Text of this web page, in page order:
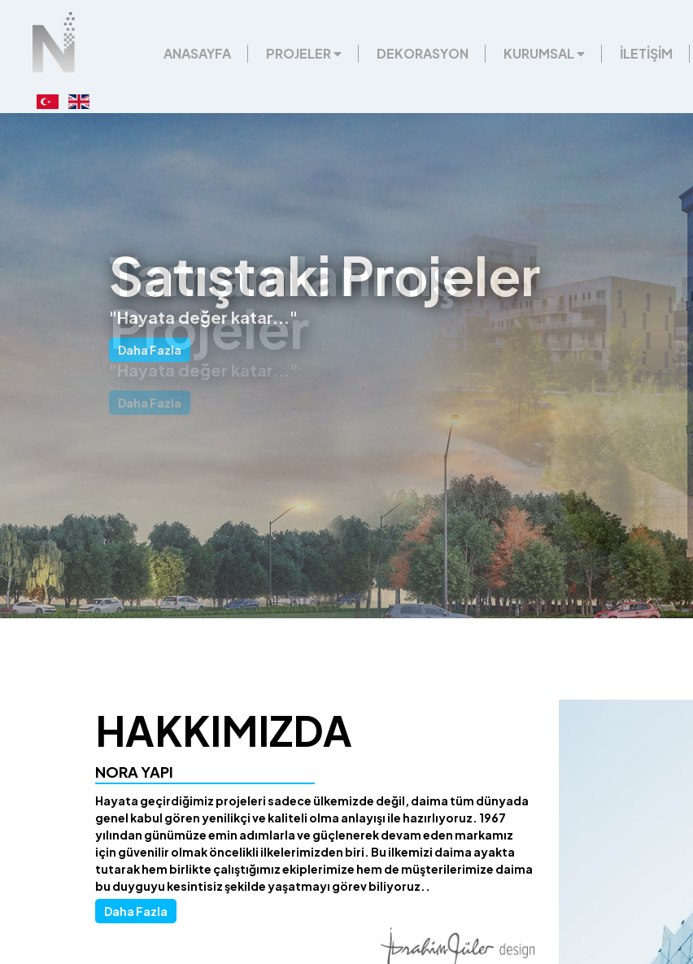
ANASAYFA PROJELER DEKORASYON KURUMSAL İLETİŞİM
Satıştaki Projeler
"Hayata değer katar..."
Daha Fazla
HAKKIMIZDA
NORA YAPI
Hayata geçirdiğimiz projeleri sadece ülkemizde değil, daima tüm dünyada
genel kabul gören yenilikçi ve kaliteli olma anlayışı ile hazırlıyoruz. 1967
yılından günümüze emin adımlarla ve güçlenerek devam eden markamız
için güvenilir olmak öncelikli ilkelerimizden biri. Bu ilkemizi daima ayakta
tutarak hem birlikte çalıştığımız ekiplerimize hem de müşterilerimize daima
bu duyguyu kesintisiz şekilde yaşatmayı görev biliyoruz..
Daha Fazla